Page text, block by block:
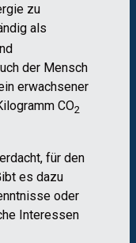
zu
als
der Mensch
erwachsener
CO2
für den
es dazu
oder
Interessen